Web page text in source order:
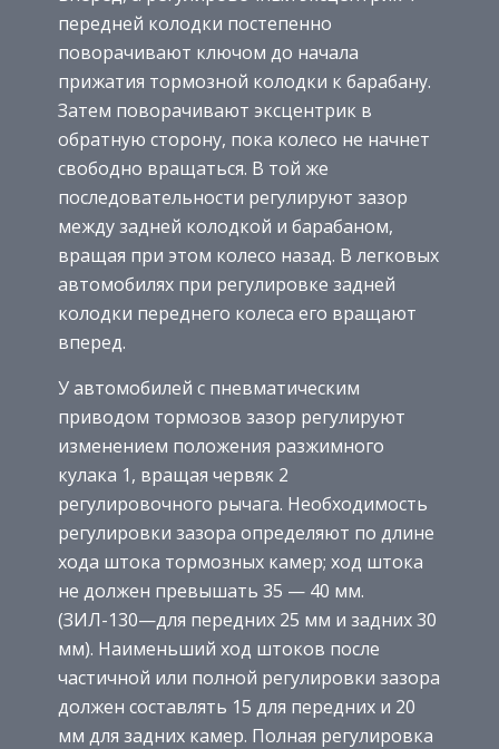
передней колодки постепенно
поворачивают ключом до начала
прижатия тормозной колодки к барабану.
Затем поворачивают эксцентрик в
обратную сторону, пока колесо не начнет
свободно вращаться. В той же
последовательности регулируют зазор
между задней колодкой и барабаном,
вращая при этом колесо назад. В легковых
автомобилях при регулировке задней
колодки переднего колеса его вращают
вперед.
У автомобилей с пневматическим
приводом тормозов зазор регулируют
изменением положения разжимного
кулака 1, вращая червяк 2
регулировочного рычага. Необходимость
регулировки зазора определяют по длине
хода штока тормозных камер; ход штока
не должен превышать 35 — 40 мм.
(ЗИЛ-130—для передних 25 мм и задних 30
мм). Наименьший ход штоков после
частичной или полной регулировки зазора
должен составлять 15 для передних и 20
мм для задних камер. Полная регулировка